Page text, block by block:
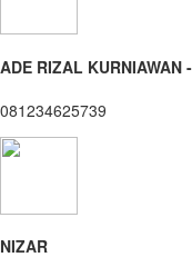
ADE RIZAL
081234625739
NIZAR